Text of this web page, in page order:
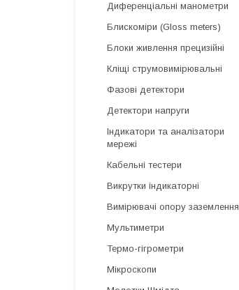
Диференціальні манометри
Блискоміри (Gloss meters)
Блоки живлення прецизійні
Кліщі струмовимірювальні
Фазові детектори
Детектори напруги
Індикатори та аналізатори
мережі
Кабельні тестери
Викрутки індикаторні
Вимірювачі опору заземлення
Мультиметри
Термо-гігрометри
Мікроскопи